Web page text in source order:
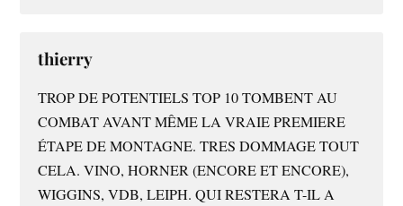
thierry
TROP DE POTENTIELS TOP 10 TOMBENT AU
COMBAT AVANT MÊME LA VRAIE PREMIERE
ÉTAPE DE MONTAGNE. TRES DOMMAGE TOUT
CELA. VINO, HORNER (ENCORE ET ENCORE),
WIGGINS, VDB, LEIPH. QUI RESTERA T-IL A